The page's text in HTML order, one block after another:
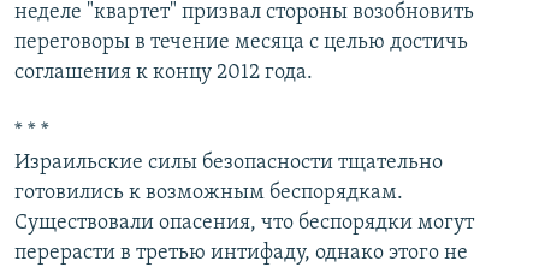
неделе "квартет" призвал стороны возобновить
переговоры в течение месяца с целью достичь
соглашения к концу 2012 года.
* * *
Израильские силы безопасности тщательно
готовились к возможным беспорядкам.
Существовали опасения, что беспорядки могут
перерасти в третью интифаду, однако этого не